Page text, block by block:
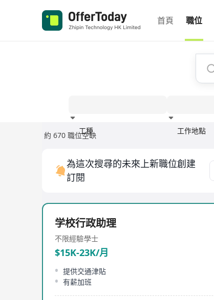
首頁 職位
工種 工作地點
約 670 職位空缺
為這次搜尋的未來上新職位創建
訂閱
学校行政助理
不限經驗學士
$15K-23K/月
提供交通津貼
有薪加班